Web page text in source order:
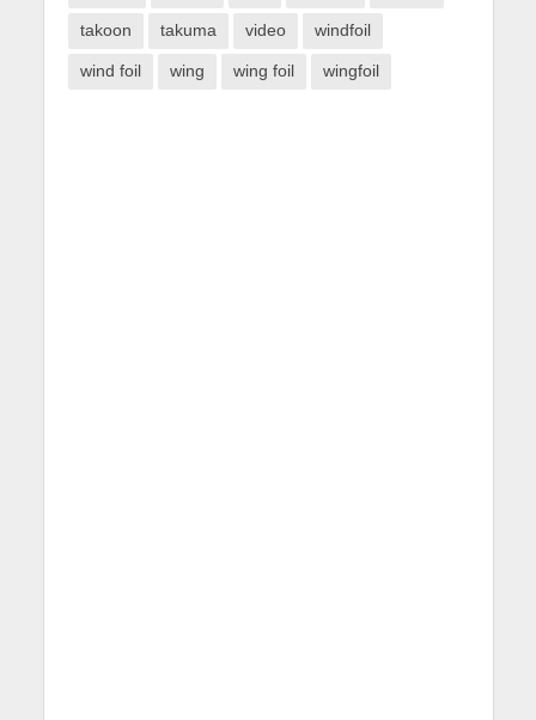
takoon takuma video windfoil
wind foil wing wing foil wingfoil